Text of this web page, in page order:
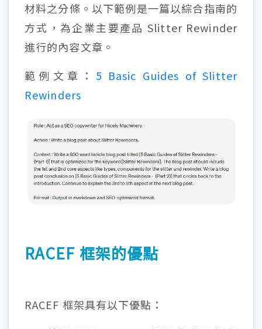
材料之分條。以下範例是一篇以綜合指南的
方式，為企業主要產品 Slitter Rewinder
進行的內容文章。
範例文章： 5 Basic Guides of Slitter
Rewinders
RACEF 框架的優點
RACEF 框架具有以下優點：